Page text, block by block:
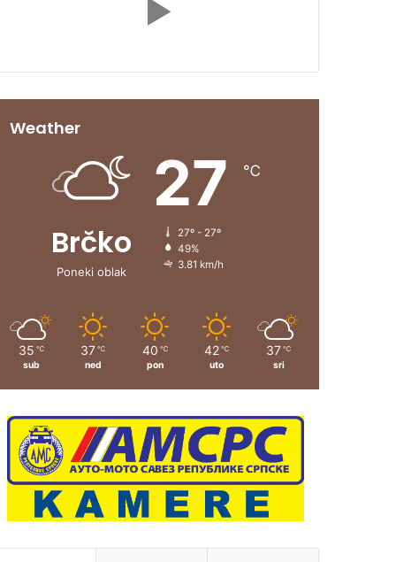
Weather
Brčko
Poneki oblak
27 ℃
27º - 27º
49%
3.81 km/h
35 ℃
sub
37 ℃
ned
40 ℃
pon
42 ℃
uto
37 ℃
sri